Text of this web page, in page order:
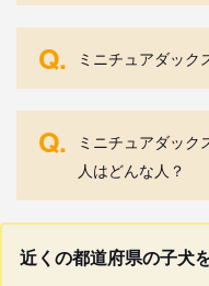
Q. ミニチュアダック
Q.
ミニチュアダック
人はどんな人？
近くの都道府県の子犬